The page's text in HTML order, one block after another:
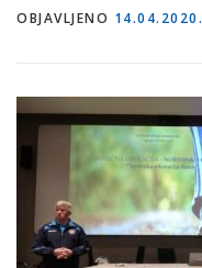
OBJAVLJENO 14.04.2020.